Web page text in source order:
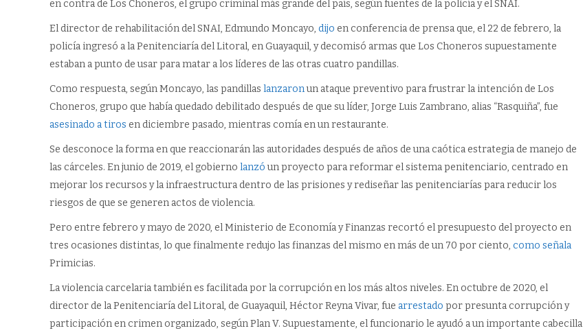
en contra de Los Choneros, el grupo criminal más grande del país, según fuentes de la policía y el SNAI.
El director de rehabilitación del SNAI, Edmundo Moncayo, dijo en conferencia de prensa que, el 22 de febrero, la
policía ingresó a la Penitenciaría del Litoral, en Guayaquil, y decomisó armas que Los Choneros supuestamente
estaban a punto de usar para matar a los líderes de las otras cuatro pandillas.
Como respuesta, según Moncayo, las pandillas lanzaronun ataque preventivo para frustrar la intención de Los
Choneros, grupo que había quedado debilitado después de que su líder, Jorge Luis Zambrano, alias “Rasquiña”, fue
asesinado a tiros en diciembre pasado, mientras comía en un restaurante.
Se desconoce la forma en que reaccionarán las autoridades después de años de una caótica estrategia de manejo de
las cárceles. En junio de 2019, el gobierno lanzóun proyecto para reformar el sistema penitenciario, centrado en
mejorar los recursos y la infraestructura dentro de las prisiones y rediseñar las penitenciarías para reducir los
riesgos de que se generen actos de violencia.
Pero entre febrero y mayo de 2020, el Ministerio de Economía y Finanzas recortó el presupuesto del proyecto en
tres ocasiones distintas, lo que finalmente redujo las finanzas del mismo en más de un 70 por ciento, como señala
Primicias.
La violencia carcelaria también es facilitada por la corrupción en los más altos niveles. En octubre de 2020, el
director de la Penitenciaría del Litoral, de Guayaquil, Héctor Reyna Vivar, fue arrestado por presunta corrupción y
participación en crimen organizado, según Plan V. Supuestamente, el funcionario le ayudó a un importante cabecilla